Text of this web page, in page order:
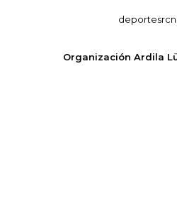
Organización Ardila